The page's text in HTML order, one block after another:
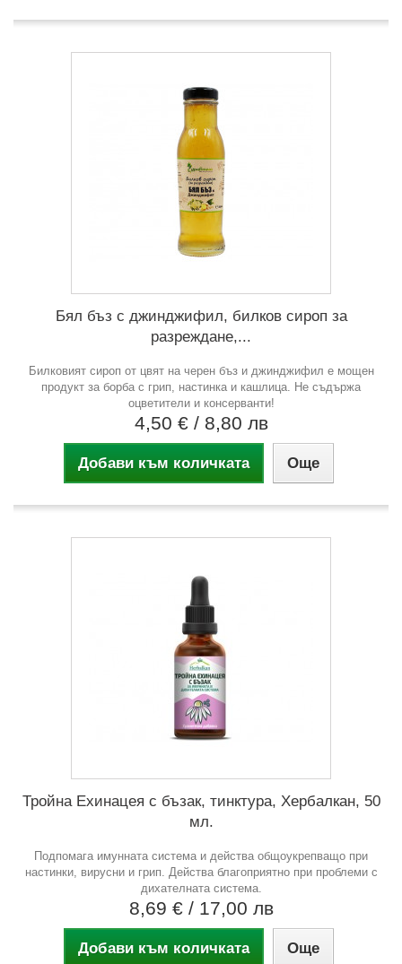
Бял бъз с джинджифил, билков сироп за
разреждане,...
Билковият сироп от цвят на черен бъз и джинджифил е мощен
продукт за борба с грип, настинка и кашлица. Не съдържа
оцветители и консерванти!
4,50 € / 8,80 лв
Добави към количката Още
Тройна Ехинацея с бъзак, тинктура, Хербалкан, 50
мл.
Подпомага имунната система и действа общоукрепващо при
настинки, вирусни и грип. Действа благоприятно при проблеми с
дихателната система.
8,69 € / 17,00 лв
Добави към количката Още